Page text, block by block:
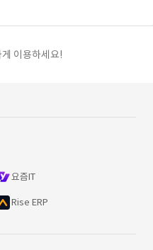
이용하세요!
요즘IT
Rise ERP